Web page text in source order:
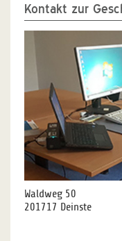
Kontakt zur
Waldweg 50
201717 Deinste